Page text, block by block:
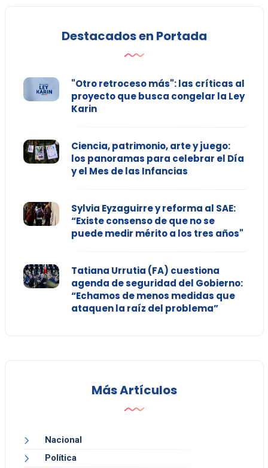
Destacados en Portada
"Otro retroceso más": las críticas al
proyecto que busca congelar la Ley
Karin
Ciencia, patrimonio, arte y juego:
los panoramas para celebrar el Día
y el Mes de las Infancias
Sylvia Eyzaguirre y reforma al SAE:
“Existe consenso de que no se
puede medir mérito a los tres años"
Tatiana Urrutia (FA) cuestiona
agenda de seguridad del Gobierno:
“Echamos de menos medidas que
ataquen la raíz del problema”
Más Artículos
Nacional
Política